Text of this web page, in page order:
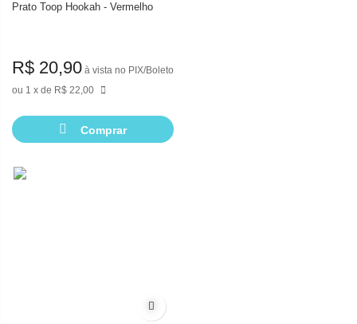
Prato Toop Hookah - Vermelho
1 de R$ 22,00
R$ 20,90 à vista no PIX/Boleto
Comprar
Adicionar à lista de desejos